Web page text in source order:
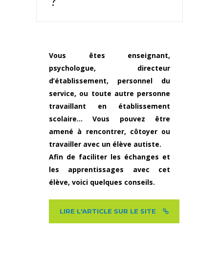
Vous êtes enseignant,
psychologue, directeur
d’établissement, personnel du
service, ou toute autre personne
travaillant en établissement
scolaire… Vous pouvez être
amené à rencontrer, côtoyer ou
travailler avec un élève autiste.
Afin de faciliter les échanges et
les apprentissages avec cet
élève, voici quelques conseils.
LIRE L'ARTICLE SUR LE SITE